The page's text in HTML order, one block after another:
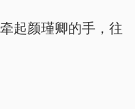
起颜瑾卿的手，往